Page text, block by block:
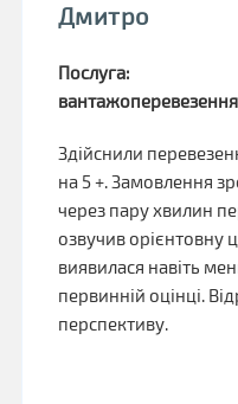
Дмитро
Послуга:
Здійснили
на 5 +. Замовлення
через пару хвилин
озвучив орієнтовну
виявилася навіть
первинній оцінці.
перспективу.